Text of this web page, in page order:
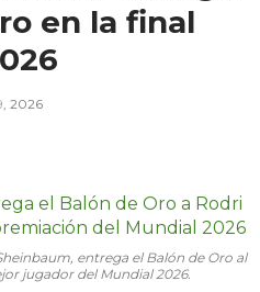
en la final
2026
entrega el Balón de Oro al
jugador del Mundial 2026.